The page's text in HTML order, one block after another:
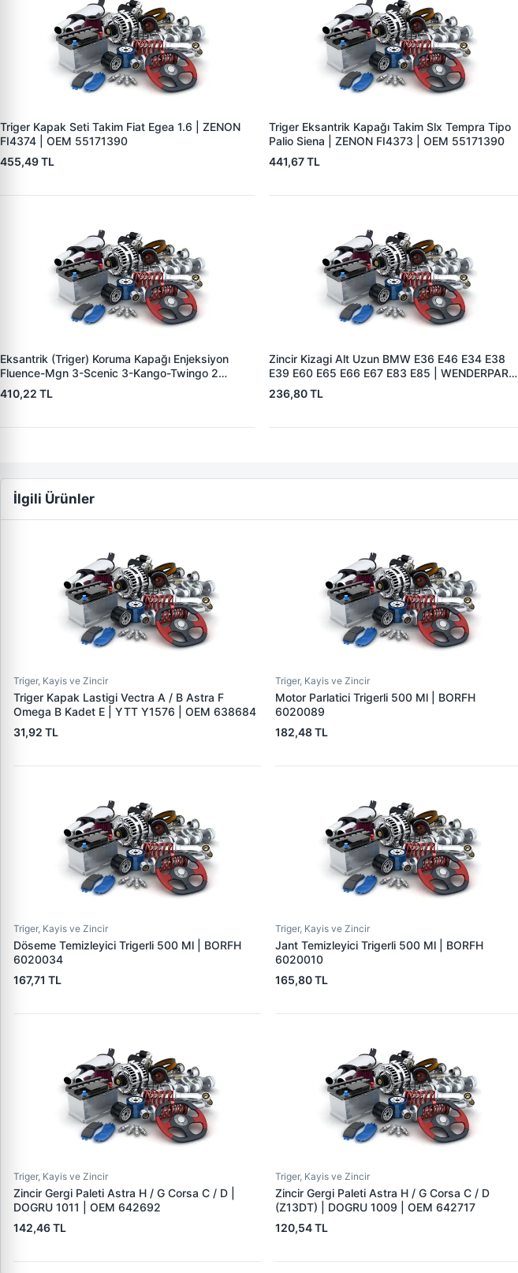
Triger Kapak Seti Takim Fiat Egea 1.6 | ZENON
FI4374 | OEM 55171390
455,49 TL
Triger Eksantrik Kapağı Takim Slx Tempra Tipo
Palio Siena | ZENON FI4373 | OEM 55171390
441,67 TL
Eksantrik (Triger) Koruma Kapağı Enjeksiyon
Fluence-Mgn 3-Scenic 3-Kango-Twingo 2
Dacia-Lodgy-Sandero-Duster 1.5 Dci - Nissan
Note E11 08> 1.5DCI | WINTECH 0500101 | OEM
410,22 TL
Zincir Kizagi Alt Uzun BMW E36 E46 E34 E38
E39 E60 E65 E66 E67 E83 E85 | WENDERPARTS
BA11311726480 | OEM 11311726480
236,80 TL
İlgili Ürünler
Triger, Kayis ve Zincir
Triger Kapak Lastigi Vectra A / B Astra F
Omega B Kadet E | YTT Y1576 | OEM 638684
31,92 TL
Triger, Kayis ve Zincir
Motor Parlatici Trigerli 500 Ml | BORFH
6020089
182,48 TL
Triger, Kayis ve Zincir
Döseme Temizleyici Trigerli 500 Ml | BORFH
6020034
167,71 TL
Triger, Kayis ve Zincir
Jant Temizleyici Trigerli 500 Ml | BORFH
6020010
165,80 TL
Triger, Kayis ve Zincir
Zincir Gergi Paleti Astra H / G Corsa C / D |
DOGRU 1011 | OEM 642692
142,46 TL
Triger, Kayis ve Zincir
Zincir Gergi Paleti Astra H / G Corsa C / D
(Z13DT) | DOGRU 1009 | OEM 642717
120,54 TL